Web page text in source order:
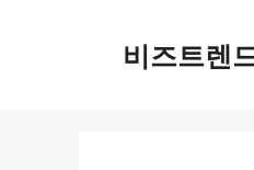
비즈트렌